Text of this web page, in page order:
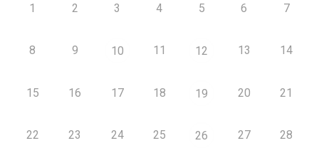
1 2 3 4 5 6 7
8 9 10 11 12 13 14
15 16 17 18 19 20 21
22 23 24 25 26 27 28